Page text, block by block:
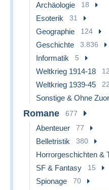
Archäologie 18
Esoterik 31
Geographie 124
Geschichte 3.836
Informatik 5
Weltkrieg 1914-18
Weltkrieg 1939-45
Sonstige & Ohne
Romane 677
Abenteuer 77
Belletristik 380
Horrorgeschichten &
SF & Fantasy 15
Spionage 70